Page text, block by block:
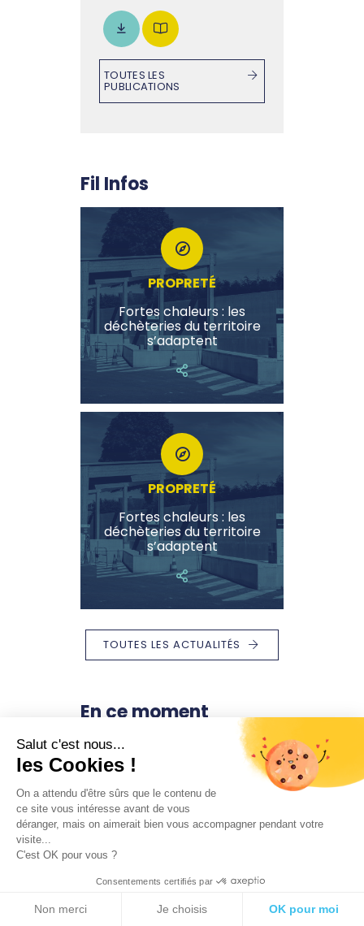
Salut c'est nous...
les Cookies !
On a attendu d'être sûrs que le contenu de
ce site vous intéresse avant de vous
déranger, mais on aimerait bien vous accompagner pendant votre
visite...
C'est OK pour vous ?
Consentements certifiés par
Non merci Je choisis OK pour moi
TOUTES LES
PUBLICATIONS
Fil Infos
PROPRETÉ
Fortes chaleurs : les
déchèteries du territoire
s’adaptent
PROPRETÉ
Fortes chaleurs : les
déchèteries du territoire
s’adaptent
TOUTES LES ACTUALITÉS
En ce moment
OCT. OCT.
Cueillette &
atelier cuisine «
Potion de sorcière